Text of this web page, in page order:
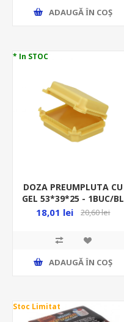
ADAUGĂ ȊN COŞ
* In STOC
DOZA PREUMPLUTA CU
GEL 53*39*25 - 1BUC/BL
GALBEN OR-SZ-8012/B1
18,01 lei 20,60 lei
ADAUGĂ ȊN COŞ
Stoc Limitat